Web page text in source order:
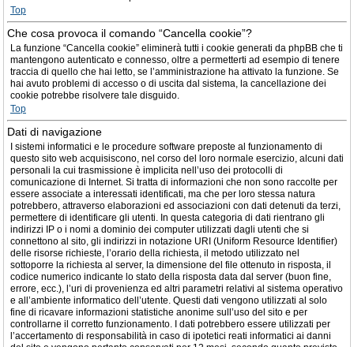
Top
Che cosa provoca il comando “Cancella cookie”?
La funzione “Cancella cookie” eliminerà tutti i cookie generati da phpBB che ti
mantengono autenticato e connesso, oltre a permetterti ad esempio di tenere
traccia di quello che hai letto, se l’amministrazione ha attivato la funzione. Se
hai avuto problemi di accesso o di uscita dal sistema, la cancellazione dei
cookie potrebbe risolvere tale disguido.
Top
Dati di navigazione
I sistemi informatici e le procedure software preposte al funzionamento di
questo sito web acquisiscono, nel corso del loro normale esercizio, alcuni dati
personali la cui trasmissione è implicita nell’uso dei protocolli di
comunicazione di Internet. Si tratta di informazioni che non sono raccolte per
essere associate a interessati identificati, ma che per loro stessa natura
potrebbero, attraverso elaborazioni ed associazioni con dati detenuti da terzi,
permettere di identificare gli utenti. In questa categoria di dati rientrano gli
indirizzi IP o i nomi a dominio dei computer utilizzati dagli utenti che si
connettono al sito, gli indirizzi in notazione URI (Uniform Resource Identifier)
delle risorse richieste, l’orario della richiesta, il metodo utilizzato nel
sottoporre la richiesta al server, la dimensione del file ottenuto in risposta, il
codice numerico indicante lo stato della risposta data dal server (buon fine,
errore, ecc.), l’uri di provenienza ed altri parametri relativi al sistema operativo
e all’ambiente informatico dell’utente. Questi dati vengono utilizzati al solo
fine di ricavare informazioni statistiche anonime sull’uso del sito e per
controllarne il corretto funzionamento. I dati potrebbero essere utilizzati per
l’accertamento di responsabilità in caso di ipotetici reati informatici ai danni